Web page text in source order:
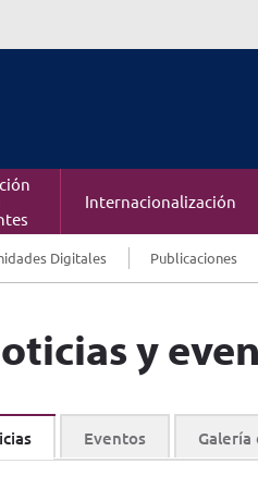
Internacionalización
Digitales Publicaciones
y
Eventos